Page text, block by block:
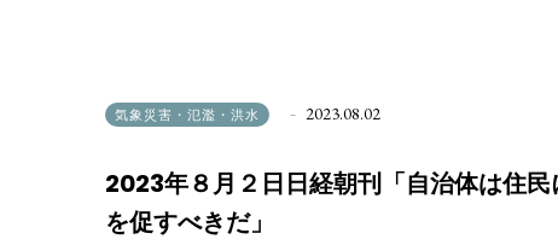
気象災害・氾濫・洪水 2023.08.02
2023年８月２日日経朝刊「自治体は住
を促すべきだ」